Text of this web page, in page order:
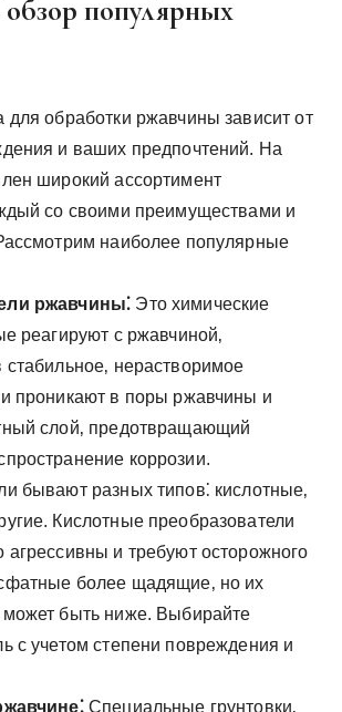
популярных
для обработки ржавчины зависит от
и ваших предпочтений. На
широкий ассортимент
со своими преимуществами и
наиболее популярные
ржавчины⁚ Это химические
реагируют с ржавчиной‚
нерастворимое
проникают в поры ржавчины и
слой‚ предотвращающий
коррозии.
бывают разных типов⁚ кислотные‚
Кислотные преобразователи
агрессивны и требуют осторожного
более щадящие‚ но их
быть ниже. Выбирайте
с учетом степени повреждения и
Специальные грунтовки‚